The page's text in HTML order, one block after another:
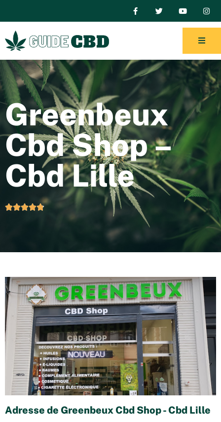
Greenbeux
Cbd Shop –
Cbd Lille

Adresse de Greenbeux Cbd Shop - Cbd Lille